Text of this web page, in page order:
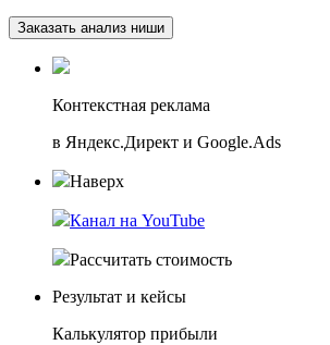
Заказать анализ ниши
Контекстная реклама
в Яндекс.Директ и Google.Ads
Наверх
Канал на YouTube
Рассчитать стоимость
Результат и кейсы
Калькулятор прибыли